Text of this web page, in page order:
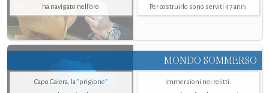
ha navigato nell’oro
Per costruirlo sono serviti 47 anni
MONDO SOMMERSO
Capo Galera, la "prigione"
Immersioni nei relitti: